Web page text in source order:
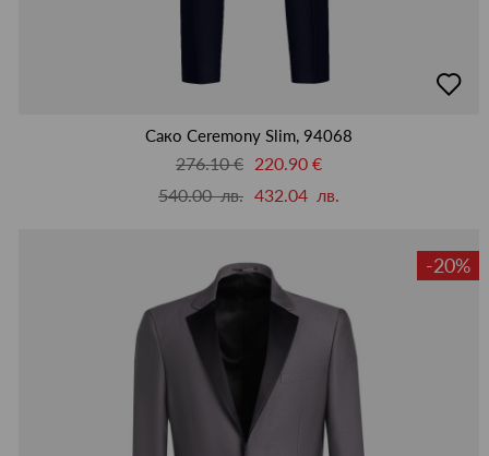
в
Сако Ceremony Slim, 94068
276.10 € 220.90 €
540.00 лв. 432.04 лв.
-20%